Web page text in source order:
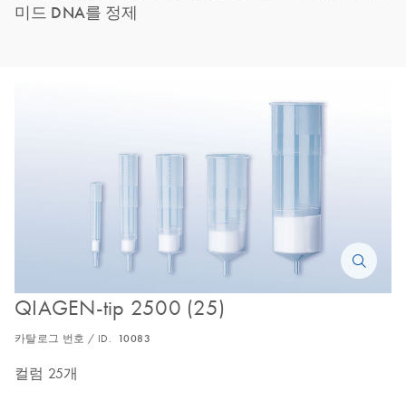
미드 DNA를 정제
QIAGEN-tip 2500 (25)
카탈로그 번호 / ID. 10083
컬럼 25개